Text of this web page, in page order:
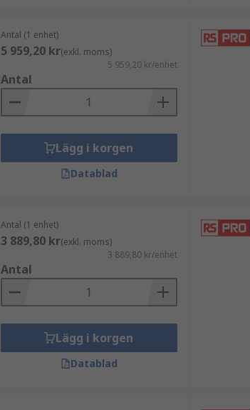
Antal (1 enhet)
5 959,20 kr(exkl. moms)
5 959,20 kr/enhet
Antal
Lägg i korgen
Datablad
Antal (1 enhet)
3 889,80 kr(exkl. moms)
3 889,80 kr/enhet
Antal
Lägg i korgen
Datablad